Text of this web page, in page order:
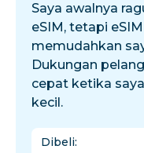
Saya awalnya
eSIM, tetapi
memudahkan
Dukungan
cepat ketika
kecil.
Dibeli: